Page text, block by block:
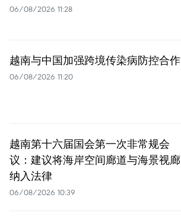
06/08/2026 11:28
越南与中国加强跨境传染病防控合作
06/08/2026 11:20
越南第十六届国会第一次非常规会
议：建议将海岸空间廊道与海景视廊
纳入法律
06/08/2026 10:39